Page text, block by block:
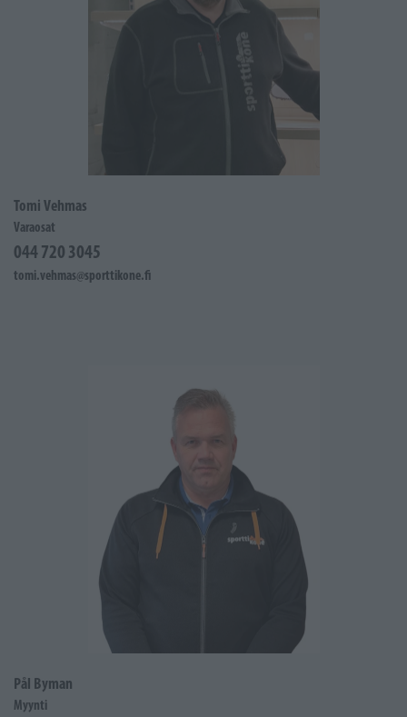
Tomi Vehmas
Varaosat
044 720 3045
tomi.vehmas@sporttikone.fi
Pål Byman
Myynti